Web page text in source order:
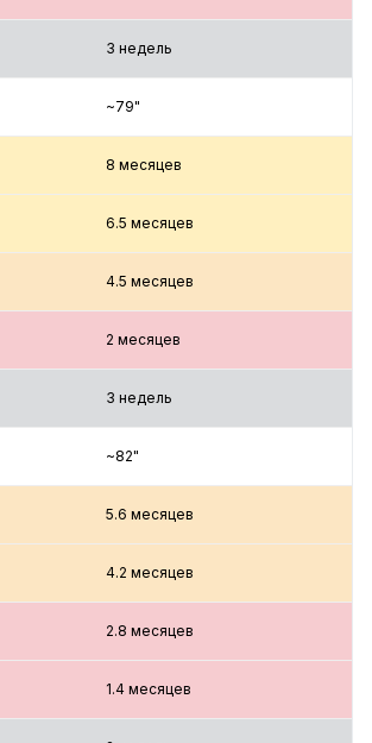
3 недель
~79"
8 месяцев
6.5 месяцев
4.5 месяцев
2 месяцев
3 недель
~82"
5.6 месяцев
4.2 месяцев
2.8 месяцев
1.4 месяцев